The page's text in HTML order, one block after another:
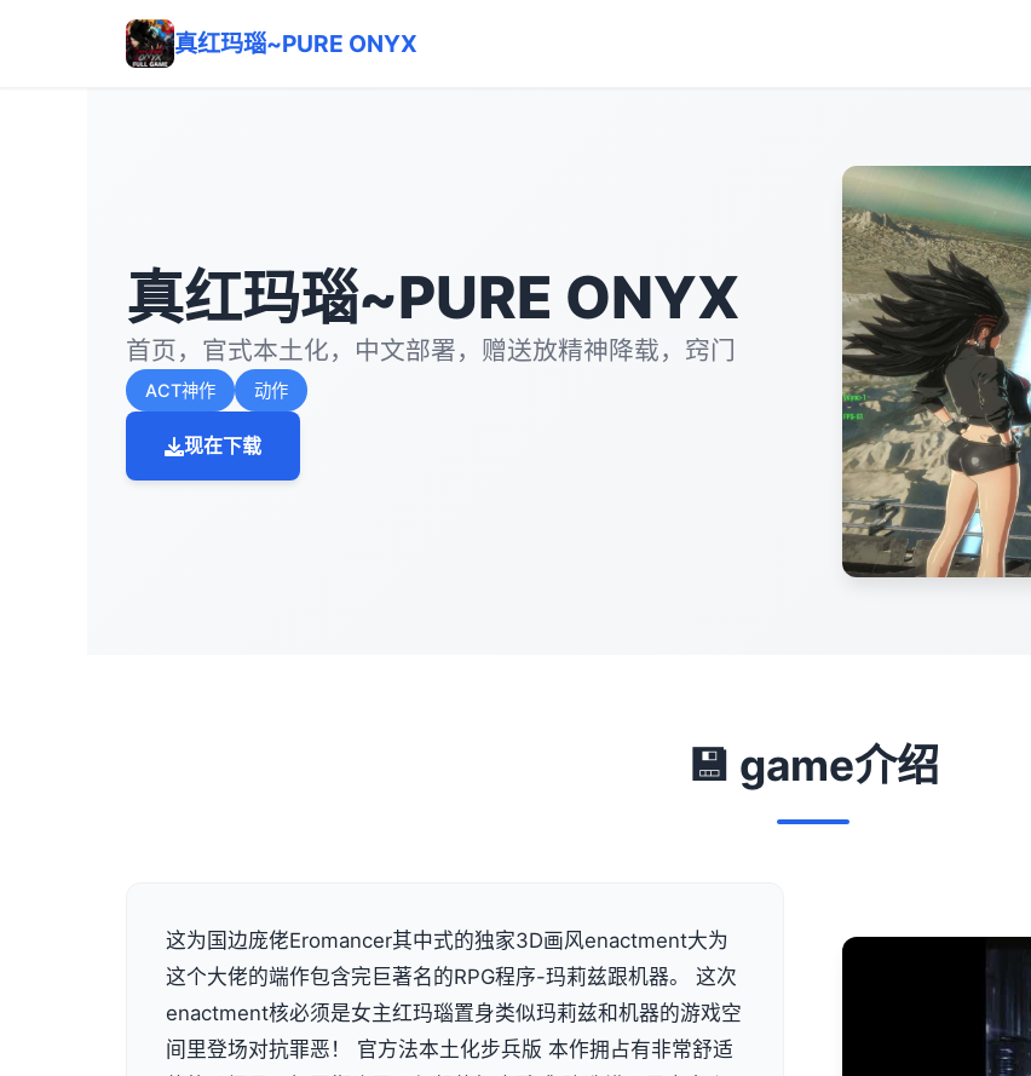
真红玛瑙~PURE ONYX
真红玛瑙~PURE ONYX
首页，官式本土化，中文部署，赠送放精神降载，窍门
ACT神作 动作
现在下载
💾 game介绍
这为国边庞佬Eromancer其中式的独家3D画风enactment大为
这个大佬的端作包含完巨著名的RPG程序-玛莉兹跟机器。 这次
enactment核必须是女主红玛瑙置身类似玛莉兹和机器的游戏空
间里登场对抗罪恶！ 官方法本土化步兵版 本作拥占有非常舒适